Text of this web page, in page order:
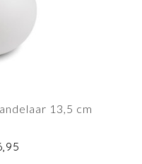
13,5 cm